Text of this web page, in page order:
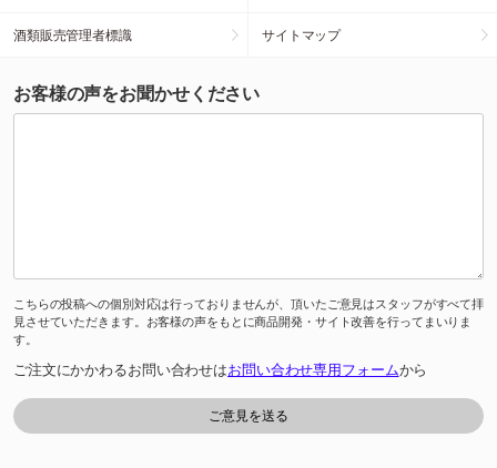
酒類販売管理者標識 サイトマップ
お客様の声をお聞かせください
こちらの投稿への個別対応は行っておりませんが、頂いたご意見はスタッフがすべて拝
見させていただきます。お客様の声をもとに商品開発・サイト改善を行ってまいりま
す。
ご注文にかかわるお問い合わせはお問い合わせ専用フォームから